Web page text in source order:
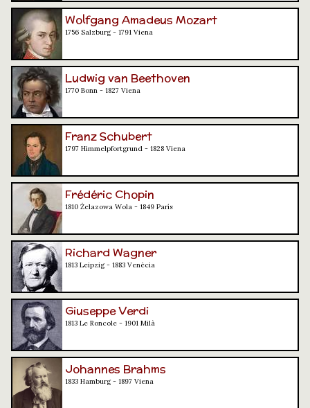
Wolfgang Amadeus Mozart
1756 Salzburg - 1791 Viena
Ludwig van Beethoven
1770 Bonn - 1827 Viena
Franz Schubert
1797 Himmelpfortgrund - 1828 Viena
Frédéric Chopin
1810 Żelazowa Wola - 1849 París
Richard Wagner
1813 Leipzig - 1883 Venècia
Giuseppe Verdi
1813 Le Roncole - 1901 Milà
Johannes Brahms
1833 Hamburg - 1897 Viena